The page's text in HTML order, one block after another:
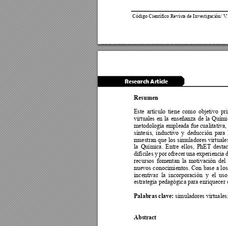
Código Científico Revista de Investigación/ V
Research Article
Resumen
Este artículo tiene como objetivo
virtuales en la enseñanza de la
metodología empleada fue cualitativa,
síntesis, inductivo y deducción para
muestran que los simuladores virt
la Química. Entre ellos, PhET
difíciles y por ofrecer una experiencia
recursos fomentan la motivación del
nuevos conocimientos. Con base a
incentivar la incorporación y el
estrategia pedagógica para
Palabras clave: simuladores
Abstract